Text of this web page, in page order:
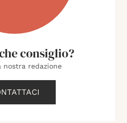
consiglio?
nostra redazione